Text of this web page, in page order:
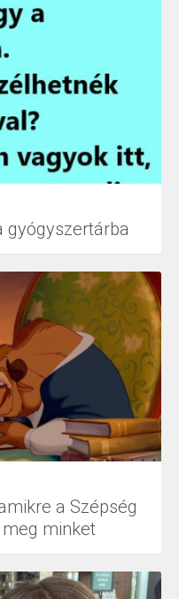
gyógyszertárba
a Szépség
minket